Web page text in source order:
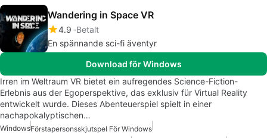
Wandering in Space VR
4.9 Betalt
En spännande sci-fi äventyr
Download för Windows
Irren im Weltraum VR bietet ein aufregendes Science-Fiction-
Erlebnis aus der Egoperspektive, das exklusiv für Virtual Reality
entwickelt wurde. Dieses Abenteuerspiel spielt in einer
nachapokalyptischen…
WindowsFörstapersonsskjutspel För Windows